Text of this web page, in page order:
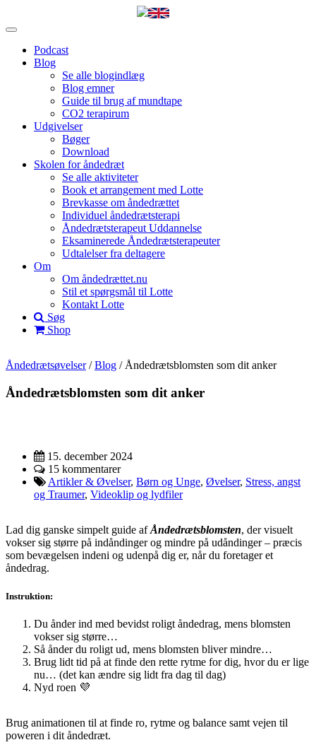
Podcast
Blog
Se alle blogindlæg
Blog emner
Guide til brug af mundtape
CO2 terapirum
Udgivelser
Bøger
Download
Skolen for åndedræt
Se alle aktiviteter
Book et arrangement med Lotte
Brevkasse om åndedrættet
Individuel åndedrætsterapi
Åndedrætsterapeut Uddannelse
Eksaminerede Åndedrætsterapeuter
Udtalelser fra deltagere
Om
Om åndedrættet.nu
Stil et spørgsmål til Lotte
Kontakt Lotte
Søg
Shop
Åndedrætsøvelser/Blog / Åndedrætsblomsten som dit anker
Åndedrætsblomsten som dit anker
15. december 2024
15 kommentarer
Artikler & Øvelser, Børn og Unge, Øvelser, Stress, angst
og Traumer, Videoklip og lydfiler
Lad dig ganske simpelt guide afÅndedrætsblomsten, der visuelt
vokser sig større på indåndinger og mindre på udåndinger – præcis
som bevægelsen indeni og udenpå dig er, når du foretager et
åndedrag.
Instruktion:
Du ånder ind med bevidst roligt åndedrag, mens blomsten
vokser sig større…
Så ånder du roligt ud, mens blomsten bliver mindre…
Brug lidt tid på at finde den rette rytme for dig, hvor du er lige
nu… (det kan ændre sig lidt fra dag til dag)
Nyd roen 💜
Brug animationen til at finde ro, rytme og balance samt vejen til
poweren i dit åndedræt.